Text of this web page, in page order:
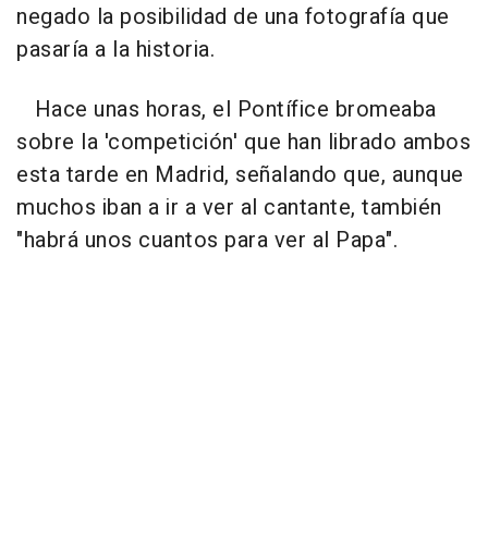
negado la posibilidad de una fotografía que
pasaría a la historia.
Hace unas horas, el Pontífice bromeaba
sobre la 'competición' que han librado ambos
esta tarde en Madrid, señalando que, aunque
muchos iban a ir a ver al cantante, también
"habrá unos cuantos para ver al Papa".